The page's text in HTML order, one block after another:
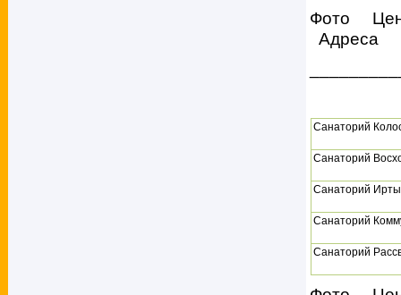
Фото
Санаторий
Санаторий
Санаторий
Санаторий
Санаторий